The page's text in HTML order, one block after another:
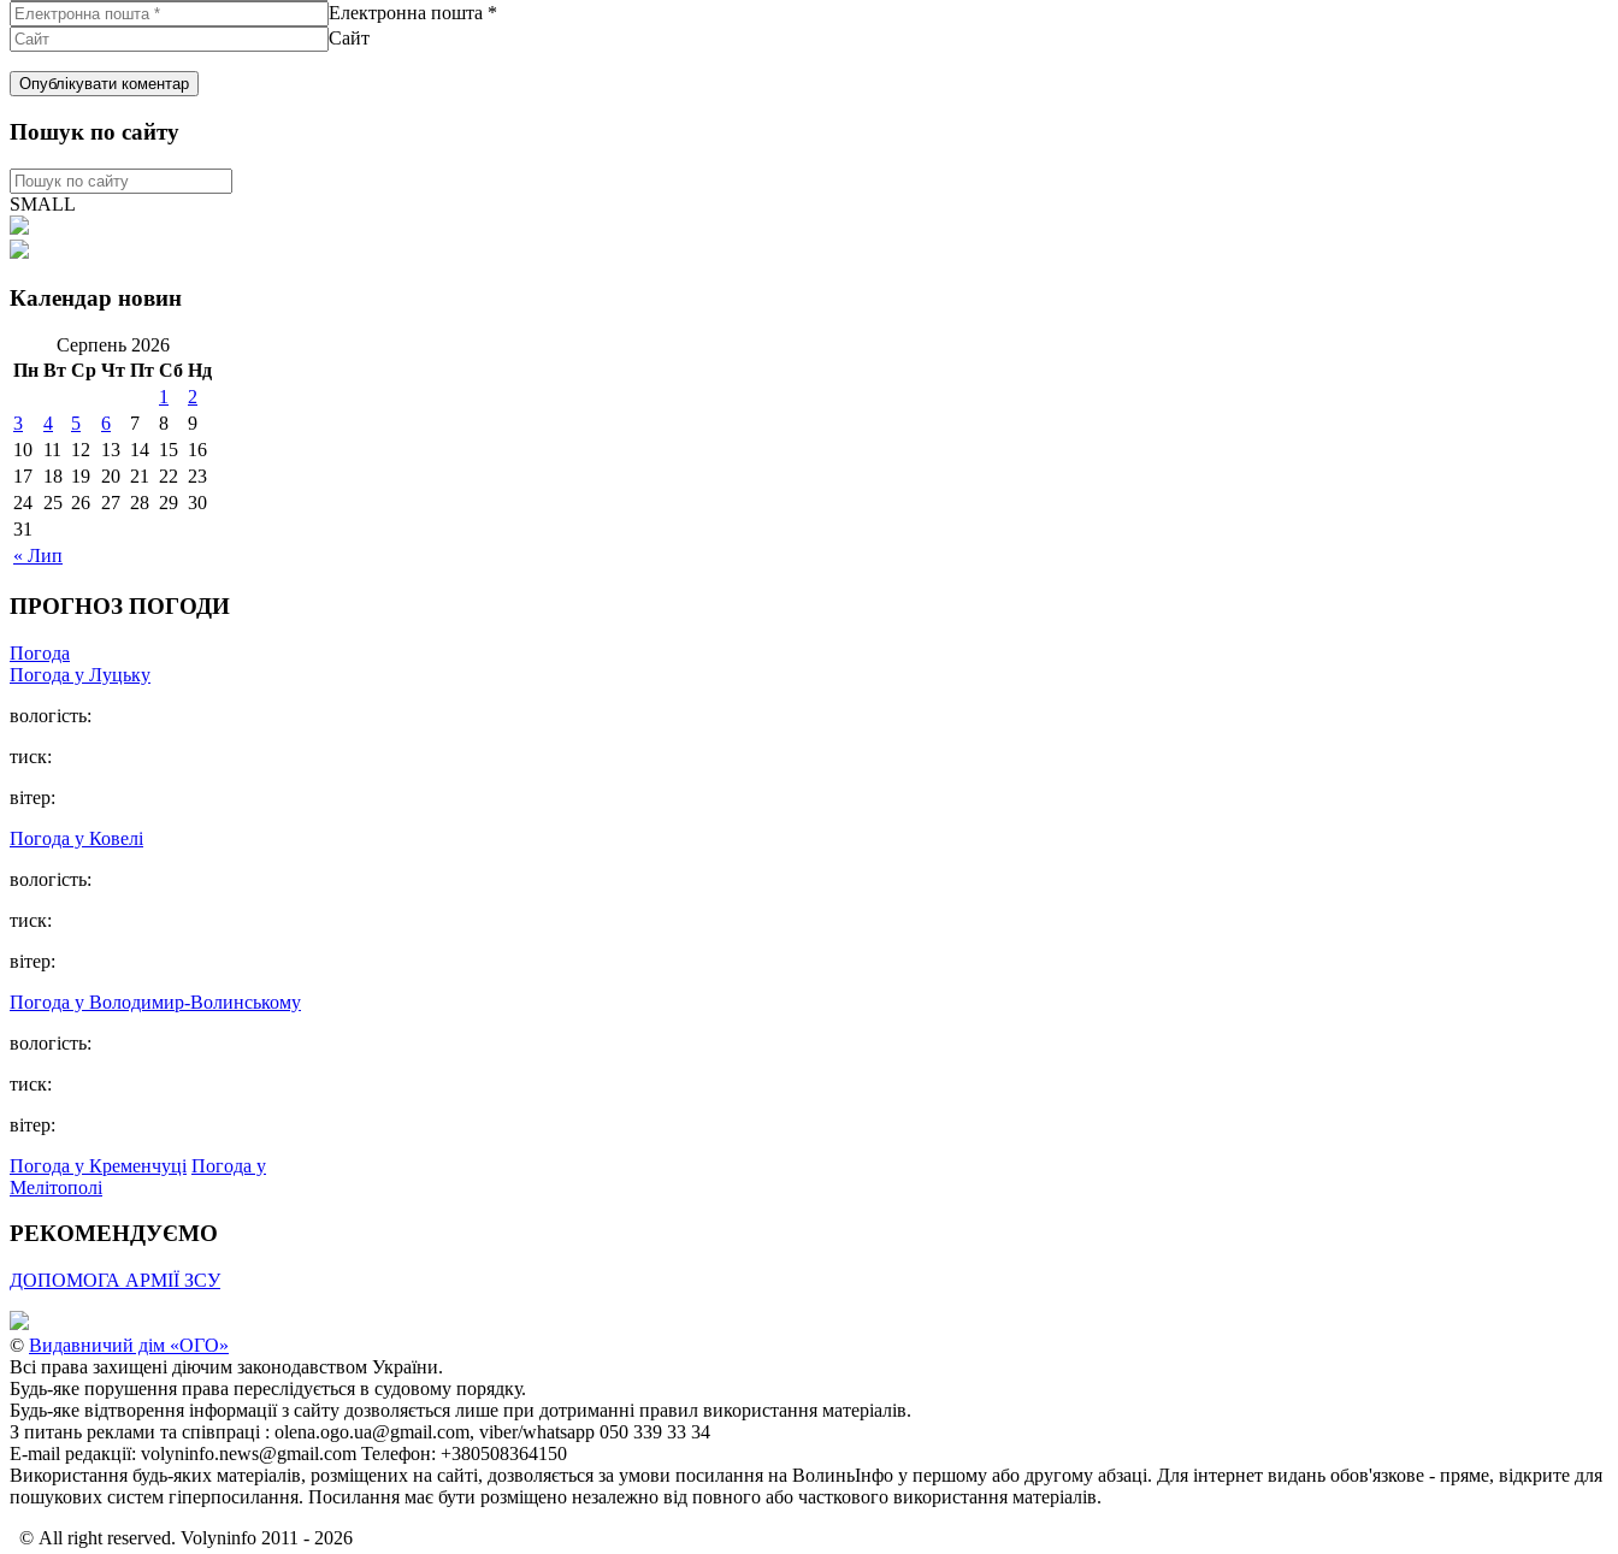
Електронна пошта *
Сайт
Пошук по сайту
SMALL
Календар новин
Серпень 2026
Пн Вт Ср Чт Пт Сб Нд
« Лип
1
2
3
4 5 6 7 8
9
10 11 12 13 14 15 16
17 18 19 20 21 22 23
24 25 26 27 28 29 30
31
ПРОГНОЗ ПОГОДИ
Погода
Погода у Луцьку
вологість:
тиск:
вітер:
Погода у Ковелі
вологість:
тиск:
вітер:
Погода у Володимир-Волинському
вологість:
тиск:
вітер:
Погода у Кременчуці Погода у
Мелітополі
РЕКОМЕНДУЄМО
ДОПОМОГА АРМІЇ ЗСУ
© Видавничий дім «ОГО»
Всі права захищені діючим законодавством України.
Будь-яке порушення права переслідується в судовому порядку.
Будь-яке відтворення інформації з сайту дозволяється лише при дотриманні правил використання матеріалів.
З питань реклами та співпраці : olena.ogo.ua@gmail.com, viber/whatsapp 050 339 33 34
E-mail редакції: volyninfo.news@gmail.com Телефон: +380508364150
Використання будь-яких матеріалів, розміщених на сайті, дозволяється за умови посилання на ВолиньІнфо у першому або другому абзаці. Для інтернет видань обов'язкове - пряме, відкрите для
пошукових систем гіперпосилання. Посилання має бути розміщено незалежно від повного або часткового використання матеріалів.
© All right reserved. Volyninfo 2011 - 2026